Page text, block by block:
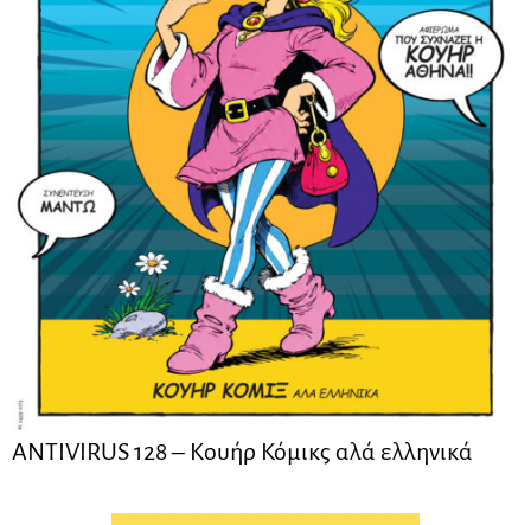
ANTIVIRUS 128 – Kουήρ Κόμικς αλά ελληνικά